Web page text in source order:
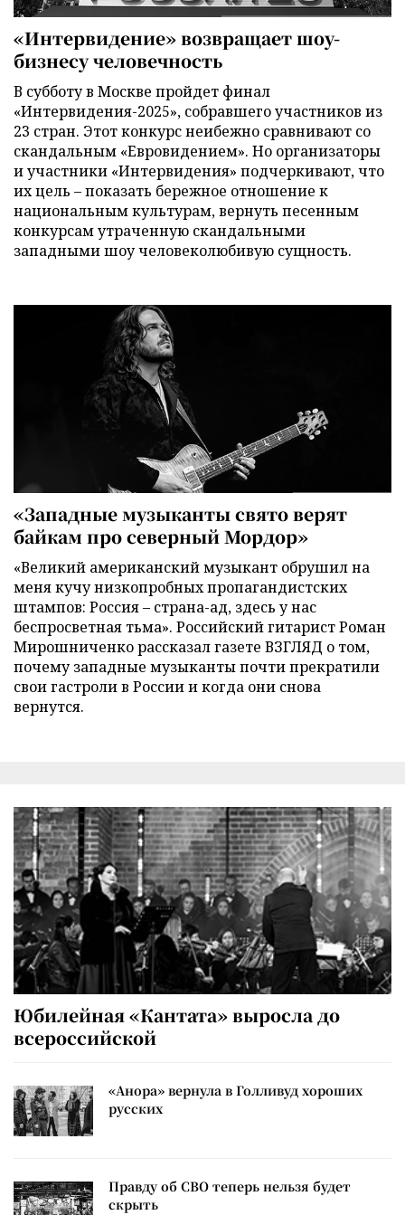
«Интервидение» возвращает шоу-
бизнесу человечность
В субботу в Москве пройдет финал
«Интервидения-2025», собравшего участников из
23 стран. Этот конкурс неибежно сравнивают со
скандальным «Евровидением». Но организаторы
и участники «Интервидения» подчеркивают, что
их цель – показать бережное отношение к
национальным культурам, вернуть песенным
конкурсам утраченную скандальными
западными шоу человеколюбивую сущность.
«Западные музыканты свято верят
байкам про северный Мордор»
«Великий американский музыкант обрушил на
меня кучу низкопробных пропагандистских
штампов: Россия – страна-ад, здесь у нас
беспросветная тьма». Российский гитарист Роман
Мирошниченко рассказал газете ВЗГЛЯД о том,
почему западные музыканты почти прекратили
свои гастроли в России и когда они снова
вернутся.
Юбилейная «Кантата» выросла до
всероссийской
«Анора» вернула в Голливуд хороших
русских
Правду об СВО теперь нельзя будет
скрыть